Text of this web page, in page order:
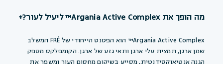
מה הופך את Argania Active Complex™ ליעיל לעור? +
Argania Active Complex™ הוא הפטנט הייחודי של FRÉ המשלב
שמן ארגן, תמצית עלי ארגן ותאי גזע של ארגן. הקומפלקס מספק
הגנה אנטיאוקסידנטית, מסייע בשיקום מחסום העור ומשפר את